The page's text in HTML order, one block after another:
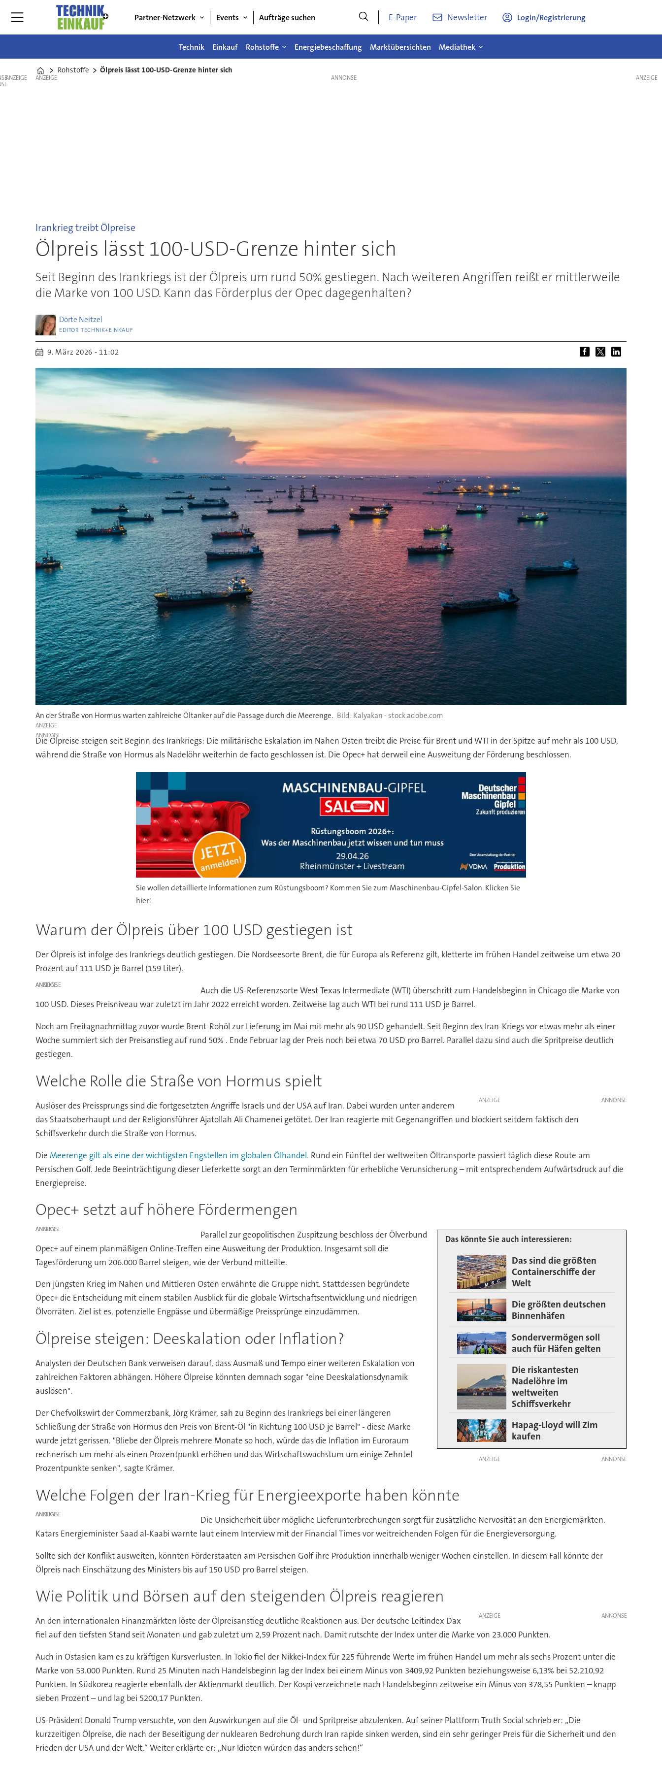
Partner-Netzwerk Events Aufträge suchen E-Paper Newsletter Login/Registrierung
Technik Einkauf Rohstoffe Energiebeschaffung Marktübersichten Mediathek
Home
Rohstoffe Ölpreis lässt 100-USD-Grenze hinter sich
ANZEIGE ANZEIGE
Irankrieg treibt Ölpreise
Ölpreis lässt 100-USD-Grenze hinter sich
Seit Beginn des Irankriegs ist der Ölpreis um rund 50% gestiegen. Nach weiteren Angriffen reißt er mittlerweile
die Marke von 100 USD. Kann das Förderplus der Opec dagegenhalten?
Dörte Neitzel
EDITOR TECHNIK+EINKAUF
9. März 2026 - 11:02
An der Straße von Hormus warten zahlreiche Öltanker auf die Passage durch die Meerenge. Kalyakan - stock.adobe.com
ANZEIGE
Die Ölpreise steigen seit Beginn des Irankriegs: Die militärische Eskalation im Nahen Osten treibt die Preise für Brent und WTI in der Spitze auf mehr als 100 USD,
während die Straße von Hormus als Nadelöhr weiterhin de facto geschlossen ist. Die Opec+ hat derweil eine Ausweitung der Förderung beschlossen.
Sie wollen detaillierte Informationen zum Rüstungsboom? Kommen Sie zum Maschinenbau-Gipfel-Salon. Klicken Sie
hier!
Warum der Ölpreis über 100 USD gestiegen ist
Der Ölpreis ist infolge des Irankriegs deutlich gestiegen. Die Nordseesorte Brent, die für Europa als Referenz gilt, kletterte im frühen Handel zeitweise um etwa 20
Prozent auf 111 USD je Barrel (159 Liter).
ANZEIGE
Auch die US-Referenzsorte West Texas Intermediate (WTI) überschritt zum Handelsbeginn in Chicago die Marke von
100 USD. Dieses Preisniveau war zuletzt im Jahr 2022 erreicht worden. Zeitweise lag auch WTI bei rund 111 USD je Barrel.
Noch am Freitagnachmittag zuvor wurde Brent-Rohöl zur Lieferung im Mai mit mehr als 90 USD gehandelt. Seit Beginn des Iran-Kriegs vor etwas mehr als einer
Woche summiert sich der Preisanstieg auf rund 50% . Ende Februar lag der Preis noch bei etwa 70 USD pro Barrel. Parallel dazu sind auch die Spritpreise deutlich
gestiegen.
Welche Rolle die Straße von Hormus spielt
ANZEIGE
Auslöser des Preissprungs sind die fortgesetzten Angriffe Israels und der USA auf Iran. Dabei wurden unter anderem
das Staatsoberhaupt und der Religionsführer Ajatollah Ali Chamenei getötet. Der Iran reagierte mit Gegenangriffen und blockiert seitdem faktisch den
Schiffsverkehr durch die Straße von Hormus.
Die Meerenge gilt als eine der wichtigsten Engstellen im globalen Ölhandel. Rund ein Fünftel der weltweiten Öltransporte passiert täglich diese Route am
Persischen Golf. Jede Beeinträchtigung dieser Lieferkette sorgt an den Terminmärkten für erhebliche Verunsicherung – mit entsprechendem Aufwärtsdruck auf die
Energiepreise.
Opec+ setzt auf höhere Fördermengen
ANZEIGE
Das könnte Sie auch interessieren:
Das sind die größten
Containerschiffe der
Welt
Die größten deutschen
Binnenhäfen
Sondervermögen soll
auch für Häfen gelten
Die riskantesten
Nadelöhre im
weltweiten
Schiffsverkehr
Hapag-Lloyd will Zim
kaufen
Parallel zur geopolitischen Zuspitzung beschloss der Ölverbund
Opec+ auf einem planmäßigen Online-Treffen eine Ausweitung der Produktion. Insgesamt soll die
Tagesförderung um 206.000 Barrel steigen, wie der Verbund mitteilte.
Den jüngsten Krieg im Nahen und Mittleren Osten erwähnte die Gruppe nicht. Stattdessen begründete
Opec+ die Entscheidung mit einem stabilen Ausblick für die globale Wirtschaftsentwicklung und niedrigen
Ölvorräten. Ziel ist es, potenzielle Engpässe und übermäßige Preissprünge einzudämmen.
Ölpreise steigen: Deeskalation oder Inflation?
ANZEIGE
Analysten der Deutschen Bank verweisen darauf, dass Ausmaß und Tempo einer weiteren Eskalation von
zahlreichen Faktoren abhängen. Höhere Ölpreise könnten demnach sogar "eine Deeskalationsdynamik
auslösen".
Der Chefvolkswirt der Commerzbank, Jörg Krämer, sah zu Beginn des Irankriegs bei einer längeren
Schließung der Straße von Hormus den Preis von Brent-Öl "in Richtung 100 USD je Barrel" - diese Marke
wurde jetzt gerissen. "Bliebe der Ölpreis mehrere Monate so hoch, würde das die Inflation im Euroraum
rechnerisch um mehr als einen Prozentpunkt erhöhen und das Wirtschaftswachstum um einige Zehntel
Prozentpunkte senken", sagte Krämer.
Welche Folgen der Iran-Krieg für Energieexporte haben könnte
ANZEIGE
Die Unsicherheit über mögliche Lieferunterbrechungen sorgt für zusätzliche Nervosität an den Energiemärkten.
Katars Energieminister Saad al-Kaabi warnte laut einem Interview mit der Financial Times vor weitreichenden Folgen für die Energieversorgung.
Sollte sich der Konflikt ausweiten, könnten Förderstaaten am Persischen Golf ihre Produktion innerhalb weniger Wochen einstellen. In diesem Fall könnte der
Ölpreis nach Einschätzung des Ministers bis auf 150 USD pro Barrel steigen.
Wie Politik und Börsen auf den steigenden Ölpreis reagieren
ANZEIGE
An den internationalen Finanzmärkten löste der Ölpreisanstieg deutliche Reaktionen aus. Der deutsche Leitindex Dax
fiel auf den tiefsten Stand seit Monaten und gab zuletzt um 2,59 Prozent nach. Damit rutschte der Index unter die Marke von 23.000 Punkten.
Auch in Ostasien kam es zu kräftigen Kursverlusten. In Tokio fiel der Nikkei-Index für 225 führende Werte im frühen Handel um mehr als sechs Prozent unter die
Marke von 53.000 Punkten. Rund 25 Minuten nach Handelsbeginn lag der Index bei einem Minus von 3409,92 Punkten beziehungsweise 6,13% bei 52.210,92
Punkten. In Südkorea reagierte ebenfalls der Aktienmarkt deutlich. Der Kospi verzeichnete nach Handelsbeginn zeitweise ein Minus von 378,55 Punkten – knapp
sieben Prozent – und lag bei 5200,17 Punkten.
US-Präsident Donald Trump versuchte, von den Auswirkungen auf die Öl- und Spritpreise abzulenken. Auf seiner Plattform Truth Social schrieb er: „Die
kurzzeitigen Ölpreise, die nach der Beseitigung der nuklearen Bedrohung durch Iran rapide sinken werden, sind ein sehr geringer Preis für die Sicherheit und den
Frieden der USA und der Welt.“ Weiter erklärte er: „Nur Idioten würden das anders sehen!“
ANZEIGE